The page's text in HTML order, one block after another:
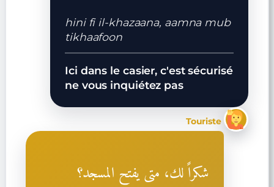
hini fi il-khazaana, aamna mub
tikhaafoon
Ici dans le casier, c'est sécurisé
ne vous inquiétez pas
Touriste
شكراً لك، متى يفتح المسجد؟